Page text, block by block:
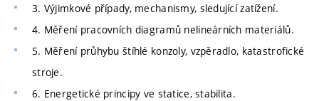
3. Výjimkové případy, mechanismy, sledující zatížení.
4. Měření pracovních diagramů nelineárních materiálů.
5. Měření průhybu štíhlé konzoly, vzpěradlo, katastrofické
stroje.
6. Energetické principy ve statice, stabilita.